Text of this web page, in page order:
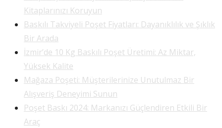
Kitaplarınızı Koruyun
Baskılı Takviyeli Poşet Fiyatları: Dayanıklılık ve Şıklık
Bir Arada
İzmir’de 10 Kg Baskılı Poşet Üretimi: Az Miktar,
Yüksek Kalite
Mağaza Poşeti: Müşterilerinize Unutulmaz Bir
Alışveriş Deneyimi Sunun
Poşet Baskı 2024: Markanızı Güçlendiren Etkili Bir
Araç